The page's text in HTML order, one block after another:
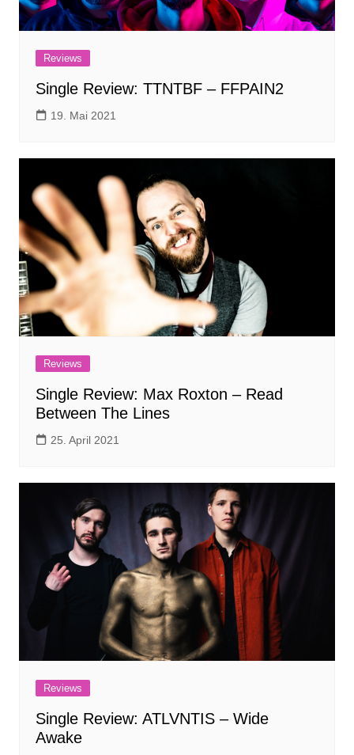
Reviews
Single Review: TTNTBF – FFPAIN2
19. Mai 2021
Reviews
Single Review: Max Roxton – Read
Between The Lines
25. April 2021
Reviews
Single Review: ATLVNTIS – Wide
Awake